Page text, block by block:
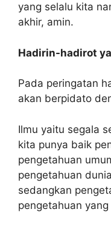
yang selalu kita
akhir, amin.
Hadirin-hadirot
Pada peringatan
akan berpidato
Ilmu yaitu segala
kita punya baik
pengetahuan
pengetahuan
sedangkan
pengetahuan